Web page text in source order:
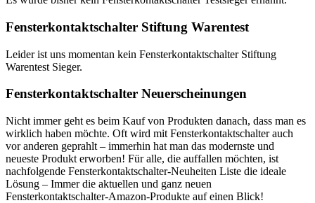
Fensterkontaktschalter Stiftung Warentest
Leider ist uns momentan kein Fensterkontaktschalter Stiftung
Warentest Sieger.
Fensterkontaktschalter Neuerscheinungen
Nicht immer geht es beim Kauf von Produkten danach, dass man es
wirklich haben möchte. Oft wird mit Fensterkontaktschalter auch
vor anderen geprahlt – immerhin hat man das modernste und
neueste Produkt erworben! Für alle, die auffallen möchten, ist
nachfolgende Fensterkontaktschalter-Neuheiten Liste die ideale
Lösung – Immer die aktuellen und ganz neuen
Fensterkontaktschalter-Amazon-Produkte auf einen Blick!